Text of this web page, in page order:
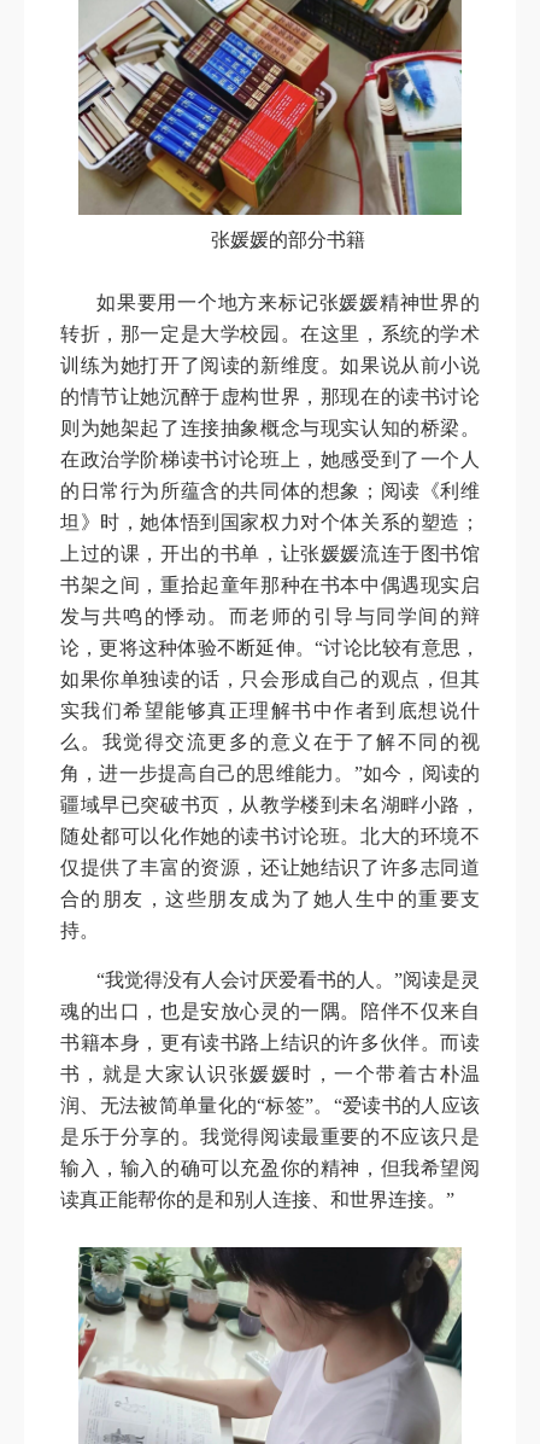
张媛媛的部分书籍
如果要用一个地方来标记张媛媛精神世界的
转折，那一定是大学校园。在这里，系统的学术
训练为她打开了阅读的新维度。如果说从前小说
的情节让她沉醉于虚构世界，那现在的读书讨论
则为她架起了连接抽象概念与现实认知的桥梁。
在政治学阶梯读书讨论班上，她感受到了一个人
的日常行为所蕴含的共同体的想象；阅读《利维
坦》时，她体悟到国家权力对个体关系的塑造；
上过的课，开出的书单，让张媛媛流连于图书馆
书架之间，重拾起童年那种在书本中偶遇现实启
发与共鸣的悸动。而老师的引导与同学间的辩
论，更将这种体验不断延伸。“讨论比较有意思，
如果你单独读的话，只会形成自己的观点，但其
实我们希望能够真正理解书中作者到底想说什
么。我觉得交流更多的意义在于了解不同的视
角，进一步提高自己的思维能力。”如今，阅读的
疆域早已突破书页，从教学楼到未名湖畔小路，
随处都可以化作她的读书讨论班。北大的环境不
仅提供了丰富的资源，还让她结识了许多志同道
合的朋友，这些朋友成为了她人生中的重要支
持。
“我觉得没有人会讨厌爱看书的人。”阅读是灵
魂的出口，也是安放心灵的一隅。陪伴不仅来自
书籍本身，更有读书路上结识的许多伙伴。而读
书，就是大家认识张媛媛时，一个带着古朴温
润、无法被简单量化的“标签”。“爱读书的人应该
是乐于分享的。我觉得阅读最重要的不应该只是
输入，输入的确可以充盈你的精神，但我希望阅
读真正能帮你的是和别人连接、和世界连接。”